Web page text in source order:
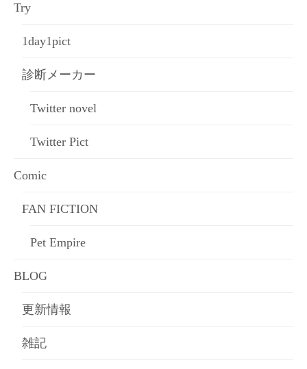
Try
1day1pict
診断メーカー
Twitter novel
Twitter Pict
Comic
FAN FICTION
Pet Empire
BLOG
更新情報
雑記